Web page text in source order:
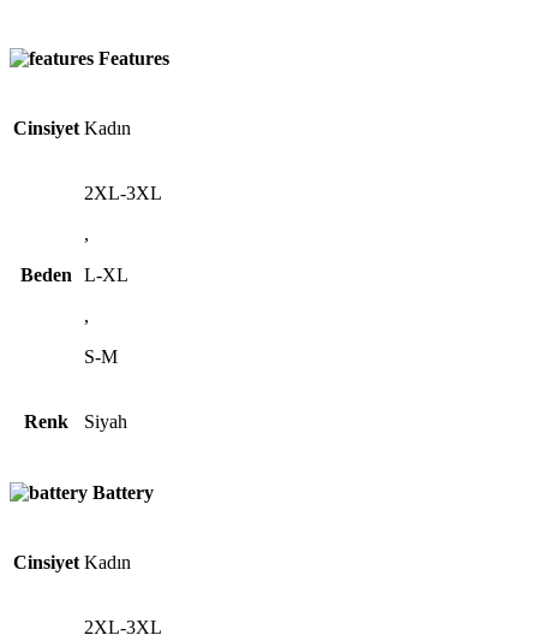
Features
Cinsiyet Kadın
Beden
2XL-3XL
,
L-XL
,
S-M
Renk Siyah
Battery
Cinsiyet Kadın
2XL-3XL